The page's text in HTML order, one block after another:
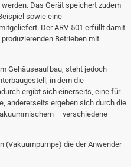
Das Gerät speichert zudem
sowie eine
Der ARV-501 erfüllt damit
Betrieben mit
Gehäuseaufbau, steht jedoch
in dem die
ergibt sich einerseits, eine für
andererseits ergeben sich durch die
– verschiedene
(Vakuumpumpe) die der Anwender